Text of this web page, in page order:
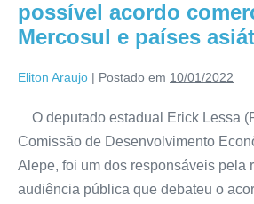
possível acordo
Mercosul e países
Eliton Araujo | Postado em 10/01/2022
O deputado estadual Erick Lessa
Comissão de Desenvolvimento
Alepe, foi um dos responsáveis pela
audiência pública que debateu o